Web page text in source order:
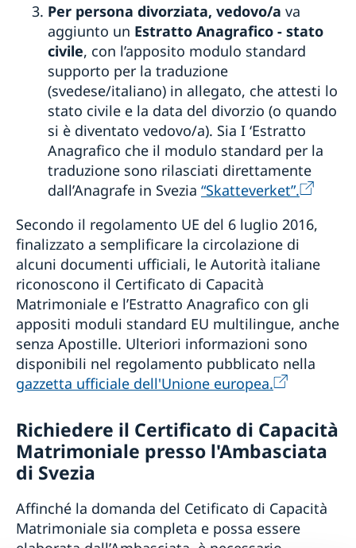
Per persona divorziata, vedovo/a va
aggiunto un Estratto Anagrafico - stato
civile, con l’apposito modulo standard
supporto per la traduzione
(svedese/italiano) in allegato, che attesti lo
stato civile e la data del divorzio (o quando
si è diventato vedovo/a). Sia I ‘Estratto
Anagrafico che il modulo standard per la
traduzione sono rilasciati direttamente
dall’Anagrafe in Svezia “Skatteverket”.
Secondo il regolamento UE del 6 luglio 2016,
finalizzato a semplificare la circolazione di
alcuni documenti ufficiali, le Autorità italiane
riconoscono il Certificato di Capacità
Matrimoniale e l’Estratto Anagrafico con gli
appositi moduli standard EU multilingue, anche
senza Apostille. Ulteriori informazioni sono
disponibili nel regolamento pubblicato nella
gazzetta ufficiale dell'Unione europea.
Richiedere il Certificato di Capacità
Matrimoniale presso l'Ambasciata
di Svezia
Affinché la domanda del Cetificato di Capacità
Matrimoniale sia completa e possa essere